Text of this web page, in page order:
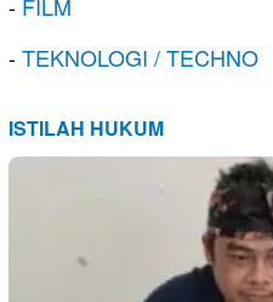
- FILM
-TEKNOLOGI / TECHNO
ISTILAH HUKUM